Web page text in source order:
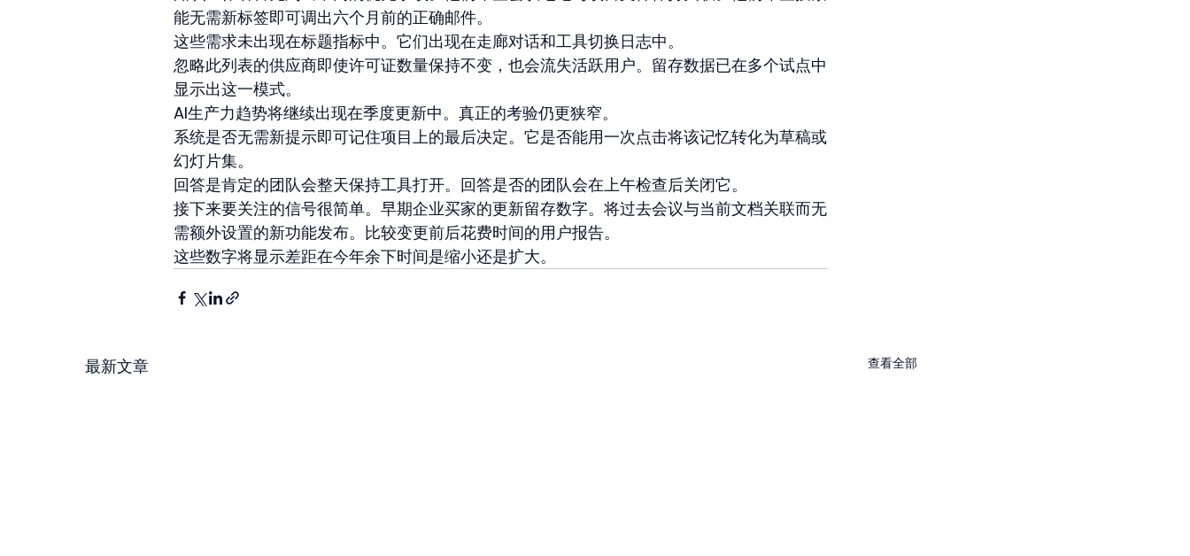
能无需新标签即可调出六个月前的正确邮件。
这些需求未出现在标题指标中。它们出现在走廊对话和工具切换日志中。
忽略此列表的供应商即使许可证数量保持不变，也会流失活跃用户。留存数据已在多个试点中
显示出这一模式。
AI生产力趋势将继续出现在季度更新中。真正的考验仍更狭窄。
系统是否无需新提示即可记住项目上的最后决定。它是否能用一次点击将该记忆转化为草稿或
幻灯片集。
回答是肯定的团队会整天保持工具打开。回答是否的团队会在上午检查后关闭它。
接下来要关注的信号很简单。早期企业买家的更新留存数字。将过去会议与当前文档关联而无
需额外设置的新功能发布。比较变更前后花费时间的用户报告。
这些数字将显示差距在今年余下时间是缩小还是扩大。
最新文章 查看全部